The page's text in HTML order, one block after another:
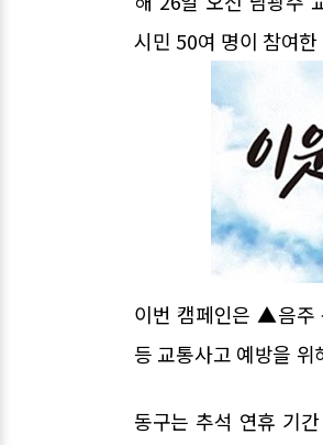
시민 50여 명이 참여한
이번 캠페인은 ▲음
등 교통사고 예방을
동구는 추석 연휴 기